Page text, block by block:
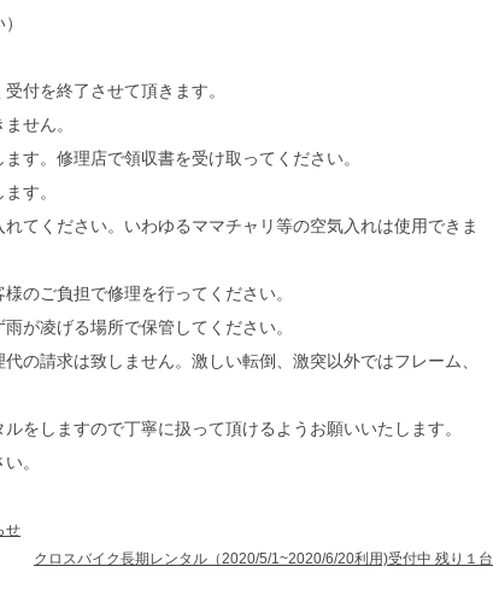
付を終了させて頂きます。
せん。
す。修理店で領収書を受け取ってください。
す。
てください。いわゆるママチャリ等の空気入れは使用できま
のご負担で修理を行ってください。
が凌げる場所で保管してください。
の請求は致しません。激しい転倒、激突以外ではフレーム、
しますので丁寧に扱って頂けるようお願いいたします。
。
せ
クロスバイク長期レンタル（2020/5/1~2020/6/20利用)受付中 残り１台